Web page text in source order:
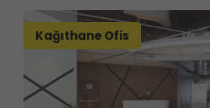
Kağıthane Ofis